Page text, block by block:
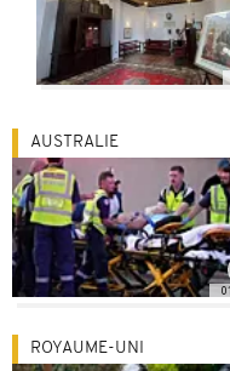
AUSTRALIE
ROYAUME-UNI